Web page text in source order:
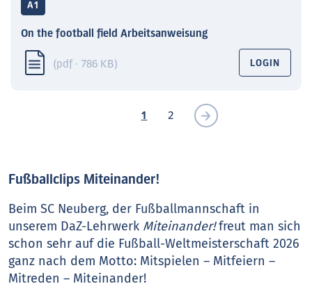
A1
On the football field Arbeitsanweisung
(pdf · 786 KB) LOGIN
1 2
Fußballclips Miteinander!
Beim SC Neuberg, der Fußballmannschaft in
unserem DaZ-Lehrwerk Miteinander!freut man sich
schon sehr auf die Fußball-Weltmeisterschaft 2026
ganz nach dem Motto: Mitspielen – Mitfeiern –
Mitreden – Miteinander!